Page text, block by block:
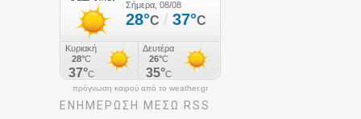
πρόγνωση καιρού από το weather.gr
ΕΝΗΜΈΡΩΣΉ ΜΕΣΩ RSS